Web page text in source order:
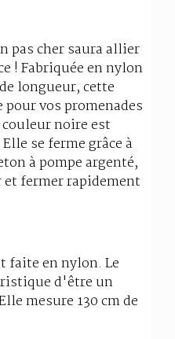
pas cher saura allier
! Fabriquée en nylon
longueur, cette
vos promenades
noire est
se ferme grâce à
à pompe argenté,
fermer rapidement
faite en nylon. Le
d'être un
mesure 130 cm de